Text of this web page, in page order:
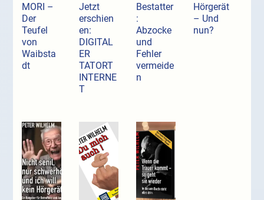
MORI –
Der
Teufel
von
Waibsta
dt
Jetzt
erschien
en:
DIGITAL
ER
TATORT
INTERNE
T
Bestatter
:
Abzocke
und
Fehler
vermeide
n
Hörgerät
– Und
nun?